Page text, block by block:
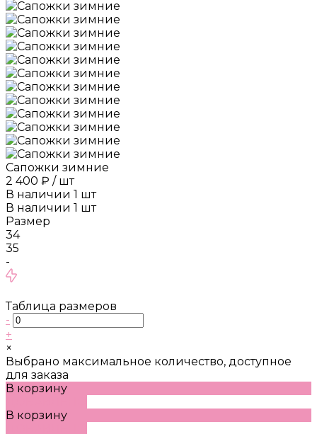
Сапожки зимние
2 400 ₽ / шт
В наличии 1 шт
В наличии 1 шт
Размер
34
35
-
Таблица размеров
-
+
×
Выбрано максимальное количество, доступное
для заказа
В корзину
В корзину